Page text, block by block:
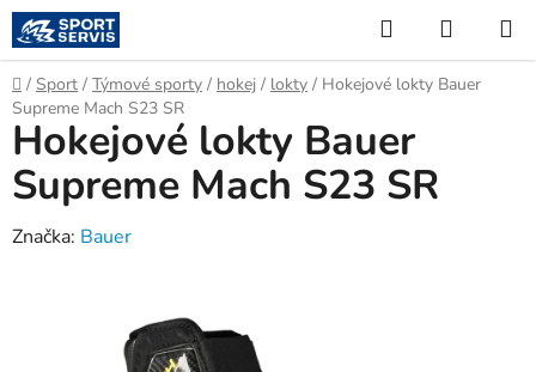
Přejít
na
obsah
Hledat
KOŠÍK
Domů
/ Sport / Týmové sporty / hokej / lokty / Hokejové lokty Bauer
Supreme Mach S23 SR
Hokejové lokty Bauer
Supreme Mach S23 SR
Značka: Bauer